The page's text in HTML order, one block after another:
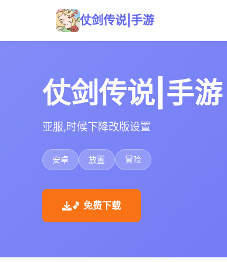
仗剑传说|手游
仗剑传说|手游
亚服,时候下降改版设置
安卓 放置 冒险
🎵 免费下载